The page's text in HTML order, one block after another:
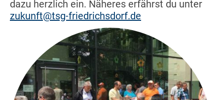
dazu herzlich ein. Näheres erfährst du unter
zukunft@tsg-friedrichsdorf.de